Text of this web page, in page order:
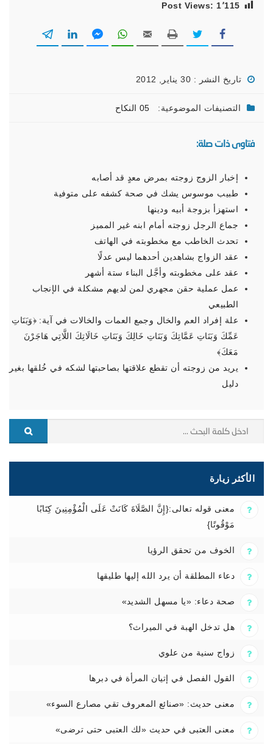
Post Views: 1٬115
تاريخ النشر : 30 يناير, 2012
التصنيفات الموضوعية: 05 النكاح
فتاوى ذات صلة:
إخبار الزوج زوجته بمرض معدٍ قد أصابه
طبيب موسوس يشك في صحة كشفه على متوفية
استهزأ بزوجة أبيه ودينها
جماع الرجل زوجته أمام ابنه غير المميز
تحدث الخاطب مع مخطوبته في الهاتف
عقد الزواج بشاهدين أحدهما ليس عدلًا
عقد على مخطوبته وأجَّل البناء ستة أشهر
عمل عملية حقن مجهري لمن لديهم مشكلة في الإنجاب
الطبيعي
علة إفراد العم والخال وجمع العمات والخالات في آية: ﴿‌وَبَنَاتِ
‌عَمِّكَ وَبَنَاتِ عَمَّاتِكَ وَبَنَاتِ خَالِكَ وَبَنَاتِ خَالَاتِكَ اللَّاتِي هَاجَرْنَ
مَعَكَ﴾
يريد من زوجته أن تقطع علاقتها بصاحبتها لشكه في خُلقها بغير
دليل
الأكثر زيارة
معنى قوله تعالى:{إِنَّ الصَّلَاةَ كَانَتْ عَلَى الْمُؤْمِنِينَ كِتَابًا
مَوْقُوتًا}
الخوف من تحقق الرؤيا
دعاء المطلقة أن يرد الله إليها طليقها
صحة دعاء: «يا مسهل الشديد»
هل تدخل الهبة في الميراث؟
زواج سنية من علوي
القول الفصل في إتيان المرأة في دبرها
معنى حديث: «صنائع المعروف تقي مصارع السوء»
معنى العتبى في حديث «لك العتبى حتى ترضى»